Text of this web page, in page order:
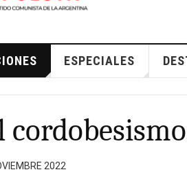
ESPECIALES
cordobesismo
2022